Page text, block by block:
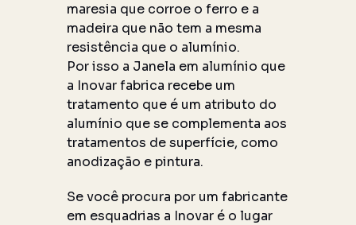
maresia que corroe o ferro e a
madeira que não tem a mesma
resistência que o alumínio.
Por isso a Janela em alumínio que
a Inovar fabrica recebe um
tratamento que é um atributo do
alumínio que se complementa aos
tratamentos de superfície, como
anodização e pintura.
Se você procura por um fabricante
em esquadrias a Inovar é o lugar